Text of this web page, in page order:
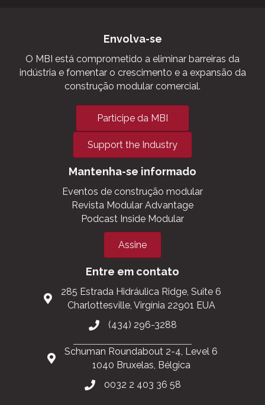
Envolva-se
O MBI está comprometido a eliminar barreiras da
indústria e fomentar o crescimento e a expansão da
construção modular comercial.
Participe da MBI
Support the Industry
Mantenha-se informado
Eventos de construção modular
Revista Modular Advantage
Podcast Inside Modular
Assine
Entre em contato
285 Estrada Hidráulica Ridge, Suite 6
Charlottesville, Virgínia 22901 EUA
(434) 296-3288
Schuman Roundabout 2-4, Level 6
1040 Bruxelas, Bélgica
0032 2 403 36 58